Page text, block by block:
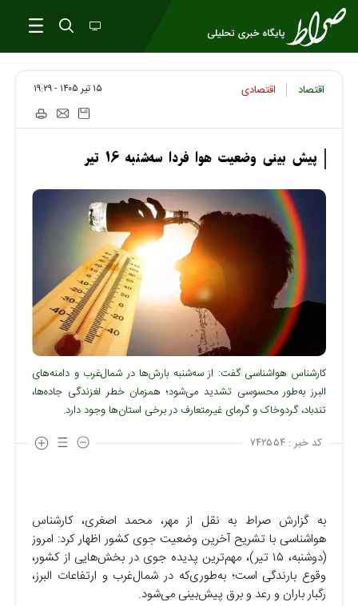
اقتصاد اقتصادی ۱۵ تير ۱۴۰۵ - ۱۹:۲۹
پیش بینی وضعیت هوا فردا سه‌شنبه ۱۶ تیر
کارشناس هواشناسی گفت: از سه‌شنبه بارش‌ها در شمال‌غرب و دامنه‌های
البرز به‌طور محسوسی تشدید می‌شود؛ همزمان خطر لغزندگی جاده‌ها،
تندباد، گردوخاک و گرمای غیرمتعارف در برخی استان‌ها وجود دارد.
کد خبر : ۷۴۲۵۵۴
به گزارش صراط به نقل از مهر، محمد اصغری، کارشناس
هواشناسی با تشریح آخرین وضعیت جوی کشور اظهار کرد: امروز
(دوشنبه، ۱۵ تیر)، مهم‌ترین پدیده جوی در بخش‌هایی از کشور،
وقوع بارندگی است؛ به‌طوری‌که در شمال‌غرب و ارتفاعات البرز،
رگبار باران و رعد و برق پیش‌بینی می‌شود.